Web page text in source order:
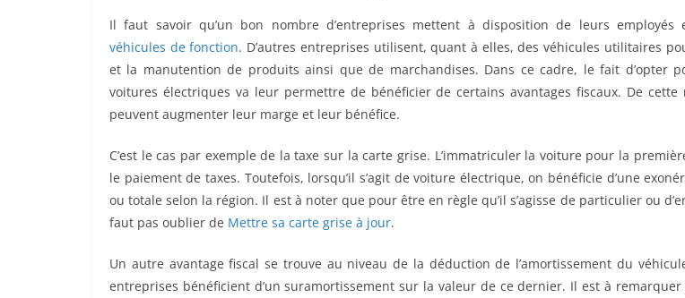
Il faut savoir qu’un bon nombre d’entreprises mettent à disposition de leurs employés
véhicules de fonction. D’autres entreprises utilisent, quant à elles, des véhicules utilitaires
et la manutention de produits ainsi que de marchandises. Dans ce cadre, le fait d’opter
voitures électriques va leur permettre de bénéficier de certains avantages fiscaux. De cette
peuvent augmenter leur marge et leur bénéfice.
C’est le cas par exemple de la taxe sur la carte grise. L’immatriculer la voiture pour la
le paiement de taxes. Toutefois, lorsqu’il s’agit de voiture électrique, on bénéficie d’une
ou totale selon la région. Il est à noter que pour être en règle qu’il s’agisse de particulier ou
faut pas oublier de Mettre sa carte grise à jour.
Un autre avantage fiscal se trouve au niveau de la déduction de l’amortissement du
entreprises bénéficient d’un suramortissement sur la valeur de ce dernier. Il est à remarquer